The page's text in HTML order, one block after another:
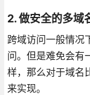
2. 做安全的多域
跨域访问一般情况
问。但是难免会有
样，那么对于域名
来实现。